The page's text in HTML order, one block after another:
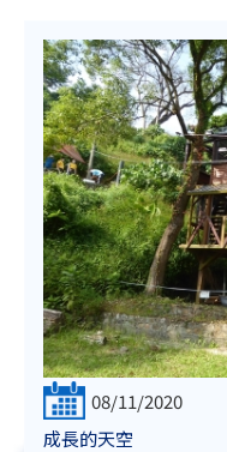
08/11/2020
成長的天空